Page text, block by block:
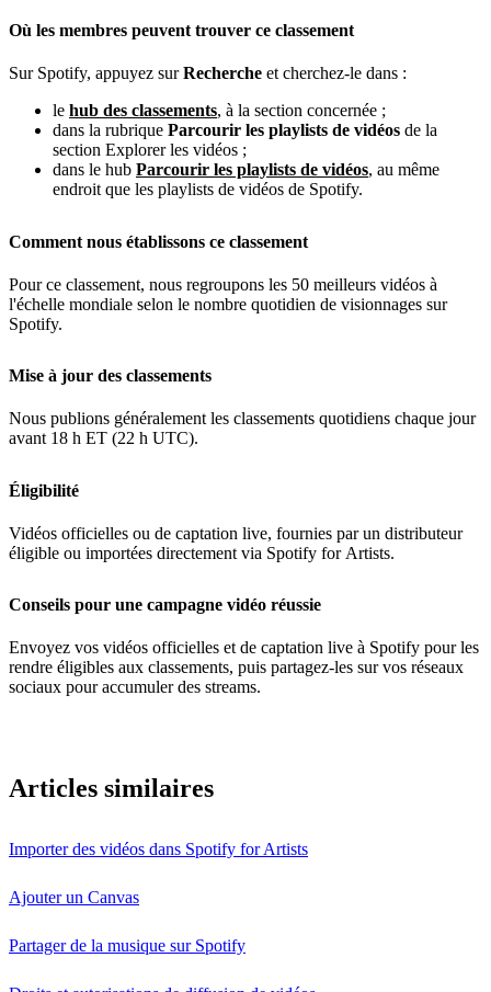
Où les membres peuvent trouver ce classement
Sur Spotify, appuyez surRecherche et cherchez-le dans :
le hub des classements, à la section concernée ;
dans la rubrique Parcourir les playlists de vidéos de la
section Explorer les vidéos ;
dans le hub Parcourir les playlists de vidéos, au même
endroit que les playlists de vidéos de Spotify.
Comment nous établissons ce classement
Pour ce classement, nous regroupons les 50 meilleurs vidéos à
l'échelle mondiale selon le nombre quotidien de visionnages sur
Spotify.
Mise à jour des classements
Nous publions généralement les classements quotidiens chaque jour
avant 18 h ET (22 h UTC).
Éligibilité
Vidéos officielles ou de captation live, fournies par un distributeur
éligible ou importées directement via Spotify for Artists.
Conseils pour une campagne vidéo réussie
Envoyez vos vidéos officielles et de captation live à Spotify pour les
rendre éligibles aux classements, puis partagez-les sur vos réseaux
sociaux pour accumuler des streams.
Articles similaires
Importer des vidéos dans Spotify for Artists
Ajouter un Canvas
Partager de la musique sur Spotify